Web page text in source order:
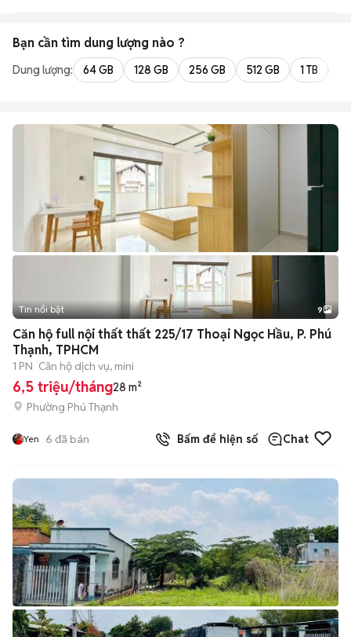
Bạn cần tìm dung lượng nào ?
Dung lượng: 64 GB 128 GB 256 GB 512 GB 1 TB
+2
Tin nổi bật 9
Căn hộ full nội thất thất 225/17 Thoại Ngọc Hầu, P. Phú
Thạnh, TPHCM
1 PN Căn hộ dịch vụ, mini
6,5 triệu/tháng28 m²
Phường Phú Thạnh
Yen 6 đã bán Bấm để hiện số Chat